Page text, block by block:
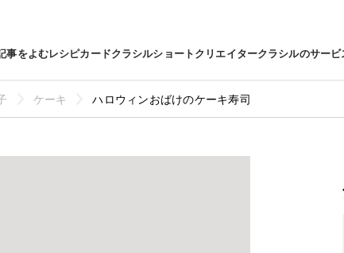
事をよむレシピカードクラシルショートクリエイタークラシルのサービ
ケーキ ハロウィンおばけのケーキ寿司